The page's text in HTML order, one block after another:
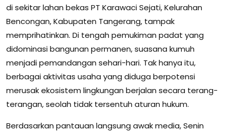
di sekitar lahan bekas PT Karawaci Sejati, Kelurahan
Bencongan, Kabupaten Tangerang, tampak
memprihatinkan. Di tengah pemukiman padat yang
didominasi bangunan permanen, suasana kumuh
menjadi pemandangan sehari-hari. Tak hanya itu,
berbagai aktivitas usaha yang diduga berpotensi
merusak ekosistem lingkungan berjalan secara terang-
terangan, seolah tidak tersentuh aturan hukum.
Berdasarkan pantauan langsung awak media, Senin